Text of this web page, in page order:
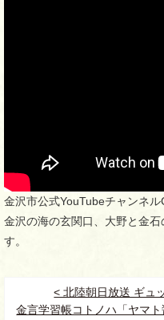
金沢市公式YouTubeチャンネ
金沢の海の玄関口、大野と金
す。
< 北陸朝日放送 ギュ
金言学習帳コトノハ「ヤマ